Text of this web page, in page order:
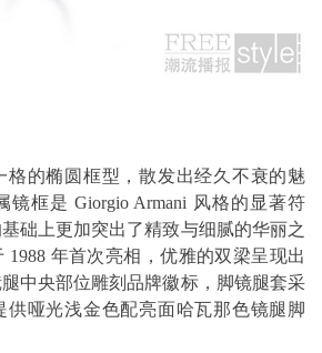
格的椭圆框型，散发出经久不衰的魅
镜框是 Giorgio Armani 风格的显著符
础上更加突出了精致与细腻的华丽之
1988 年首次亮相，优雅的双梁呈现出
中央部位雕刻品牌徽标，脚镜腿套采
供哑光浅金色配亮面哈瓦那色镜腿脚